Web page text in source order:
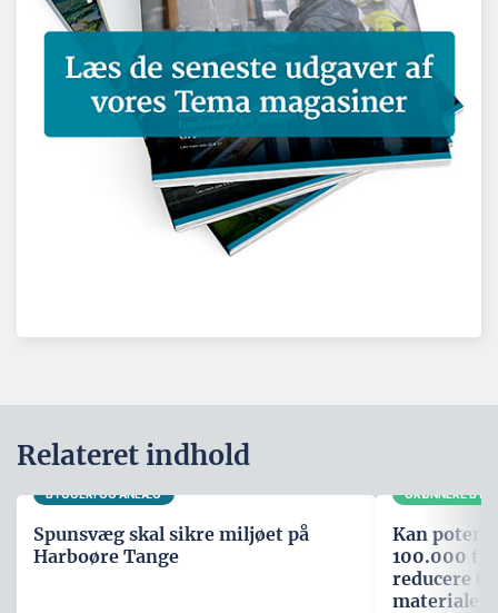
Relateret indhold
BYGGERI OG ANLÆG
Spunsvæg skal sikre miljøet på
Harboøre Tange
GRØNNERE
Kan
100.000
reducere
materiale